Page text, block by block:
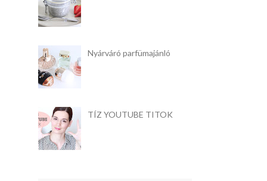
Nyárváró parfümajánló
TÍZ YOUTUBE TITOK